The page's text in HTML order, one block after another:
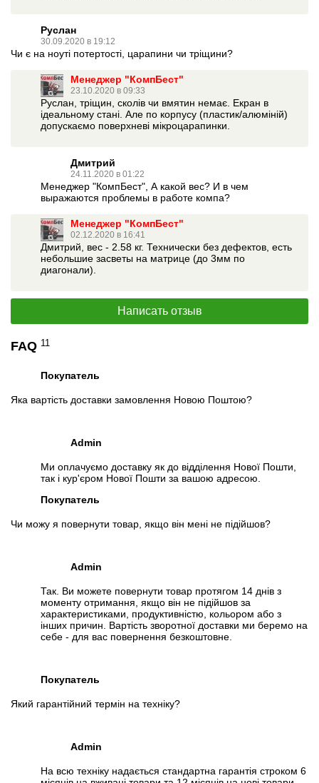
Руслан
30.09.2020 в 19:12
Чи є на ноуті потертості, царапини чи тріщини?
Менеджер "КомпБест"
23.10.2020 в 09:33
Руслан, тріщин, сколів чи вмятин немає. Екран в
ідеальному стані. Але по корпусу (пластик/алюміній)
допускаємо поверхневі мікроцарапинки.
Дмитрий
24.11.2020 в 01:22
Менеджер "КомпБест", А какой вес? И в чем
выражаются проблемы в работе компа?
Менеджер "КомпБест"
02.12.2020 в 16:41
Дмитрий, вес - 2.58 кг. Технически без дефектов, есть
небольшие засветы на матрице (до 3мм по
диагонали).
Написать отзыв
FAQ 11
Покупатель
Яка вартість доставки замовлення Новою Поштою?
Admin
Ми оплачуємо доставку як до відділення Нової Пошти,
так і кур'єром Нової Пошти за вашою адресою.
Покупатель
Чи можу я повернути товар, якщо він мені не підійшов?
Admin
Так. Ви можете повернути товар протягом 14 днів з
моменту отримання, якщо він не підійшов за
характеристиками, продуктивністю, кольором або з
інших причин. Вартість зворотної доставки ми беремо на
себе - для вас повернення безкоштовне.
Покупатель
Який гарантійний термін на техніку?
Admin
На всю техніку надається стандартна гарантія строком 6